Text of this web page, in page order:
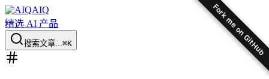
Fork me on GitHub
AIQ
精选 AI 产品
搜索文章...⌘K